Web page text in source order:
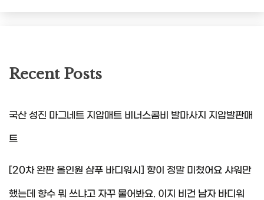
Recent Posts
국산 성진 마그네트 지압매트 비너스콤비 발마사지 지압발판매
트
[20차 완판 올인원 샴푸 바디워시] 향이 정말 미쳤어요 샤워만
했는데 향수 뭐 쓰냐고 자꾸 물어봐요. 이지 비건 남자 바디워